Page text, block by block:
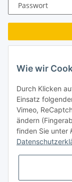
Passwort
Neu hier?Jetzt
Turboloch GmbH
Almenweg 27
67256
E-Mail:
Wie wir
Durch Klicken
Einsatz
Vimeo,
ändern
finden Sie unter